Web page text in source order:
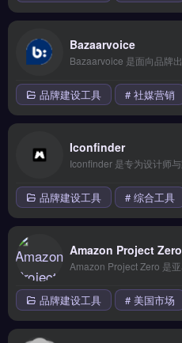
Bazaarvoice
品牌建设工具 # 社媒营销
Iconfinder
品牌建设工具 # 综合工具
Amazon Project Zero
品牌建设工具 # 美国市场